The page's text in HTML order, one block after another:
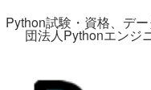
Python試験・資格、デ
団法人Pythonエンジ